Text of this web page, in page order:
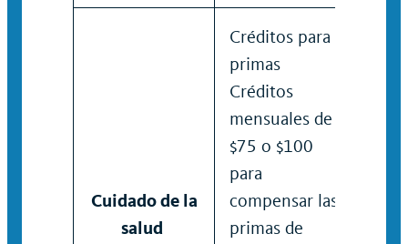
Cuidado de la
salud
Créditos para
primas
Créditos
mensuales de
$75 o $100
para
compensar las
primas de